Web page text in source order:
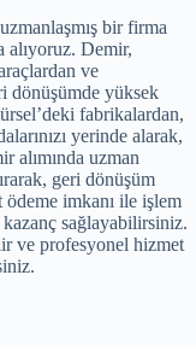
bir firma
alıyoruz. Demir,
ve
dönüşümde yüksek
fabrikalardan,
yerinde alarak,
alımında uzman
geri dönüşüm
ödeme imkanı ile işlem
kazanç sağlayabilirsiniz.
ve profesyonel hizmet